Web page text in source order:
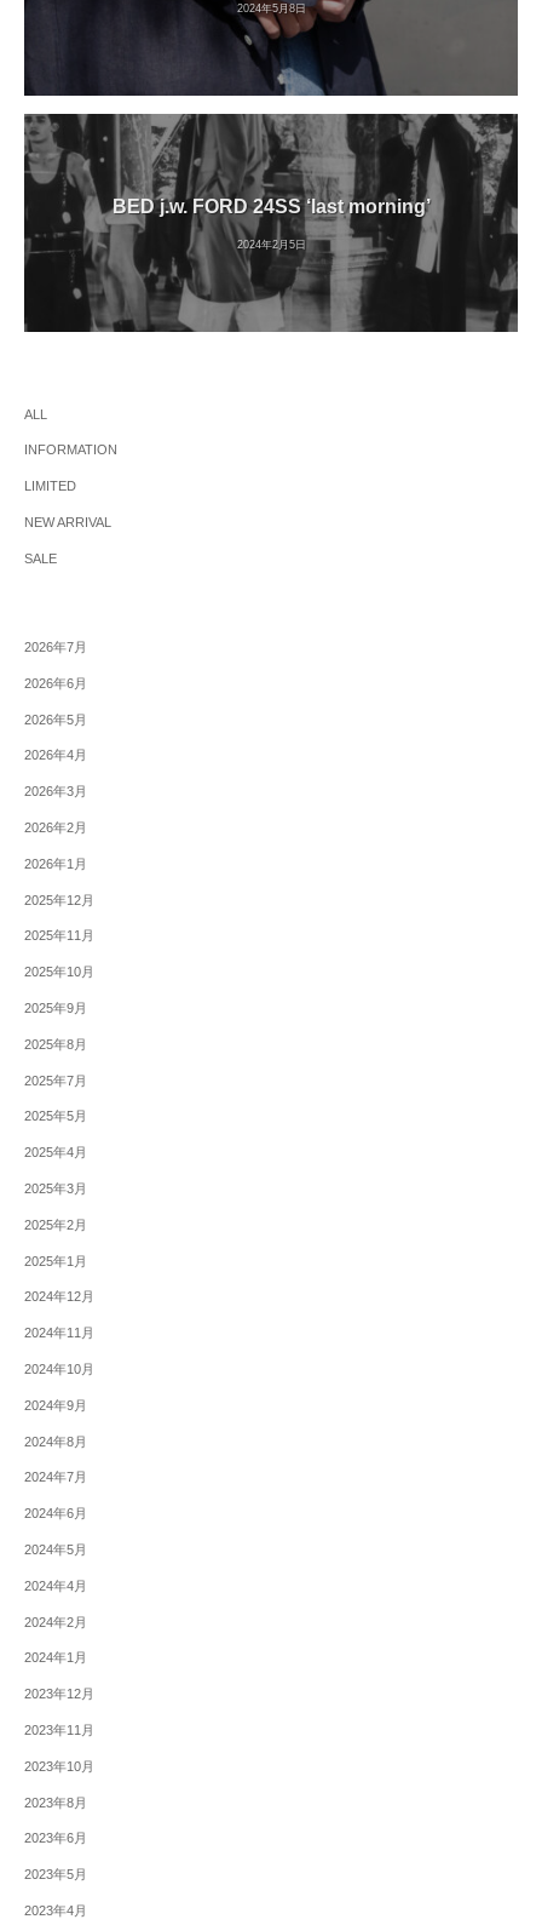
2024年5月8日
BED j.w. FORD 24SS ‘last morning’
2024年2月5日
ALL
INFORMATION
LIMITED
NEW ARRIVAL
SALE
2026年7月
2026年6月
2026年5月
2026年4月
2026年3月
2026年2月
2026年1月
2025年12月
2025年11月
2025年10月
2025年9月
2025年8月
2025年7月
2025年5月
2025年4月
2025年3月
2025年2月
2025年1月
2024年12月
2024年11月
2024年10月
2024年9月
2024年8月
2024年7月
2024年6月
2024年5月
2024年4月
2024年2月
2024年1月
2023年12月
2023年11月
2023年10月
2023年8月
2023年6月
2023年5月
2023年4月